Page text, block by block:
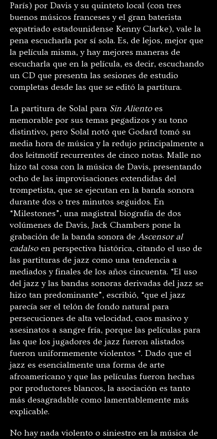
París) por Davis y su quinteto local (con tres
buenos músicos franceses y el gran baterista
expatriado estadounidense Kenny Clarke), vale la
pena escucharla por sí sola. Es, de lejos, mejor que
la película misma, y ​​hay mejores maneras de
escucharla que en la película, es decir, escuchando
un CD que presenta las sesiones de estudio
completas desde las que se editó la partitura.
La partitura de Solal para Sin Alientoes
memorable por sus temas pegadizos y su tono
distintivo, pero Solal notó que Godard tomó su
media hora de música y la redujo principalmente a
dos leitmotif recurrentes de cinco notas. Malle no
hizo tal cosa con la música de Davis, presentando
ocho de las improvisaciones extendidas del
trompetista, que se ejecutan en la banda sonora
durante dos o tres minutos seguidos. En
“Milestones”, una magistral biografía de dos
volúmenes de Davis, Jack Chambers pone la
grabación de la banda sonora de Ascensor al
cadalsoen perspectiva histórica, citando el uso de
las partituras de jazz como una tendencia a
mediados y finales de los años cincuenta. “El uso
del jazz y las bandas sonoras derivadas del jazz se
hizo tan predominante”, escribió, “que el jazz
parecía ser el telón de fondo natural para
persecuciones de alta velocidad, caos masivo y
asesinatos a sangre fría, porque las películas para
las que los jugadores de jazz fueron alistados
fueron uniformemente violentos “. Dado que el
jazz es esencialmente una forma de arte
afroamericano y que las películas fueron hechas
por productores blancos, la asociación es tanto
más desagradable como lamentablemente más
explicable.
No hay nada violento o siniestro en la música de